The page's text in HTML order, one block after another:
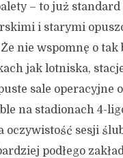
– to już
i starymi
Że nie wspomnę o
jak lotniska,
sale operacyjne
na stadionach 4-
oczywistość sesji
podłego